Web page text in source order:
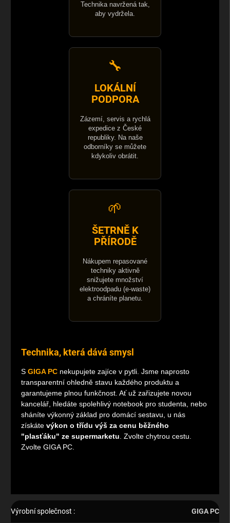
Technika navržená tak,
aby vydržela.
🔧
LOKÁLNÍ
PODPORA
Zázemí, servis a rychlá
expedice z České
republiky. Na naše
odborníky se můžete
kdykoliv obrátit.
🌱
ŠETRNĚ K
PŘÍRODĚ
Nákupem repasované
techniky aktivně
snižujete množství
elektroodpadu (e-waste)
a chráníte planetu.
Technika, která dává smysl
S GIGA PC nekupujete zajíce v pytli. Jsme naprosto
transparentní ohledně stavu každého produktu a
garantujeme plnou funkčnost. Ať už zařizujete novou
kancelář, hledáte spolehlivý notebook pro studenta, nebo
sháníte výkonný základ pro domácí sestavu, u nás
získáte výkon o třídu výš za cenu běžného
"plasťáku" ze supermarketu. Zvolte chytrou cestu.
Zvolte GIGA PC.
Výrobní společnost : GIGA PC